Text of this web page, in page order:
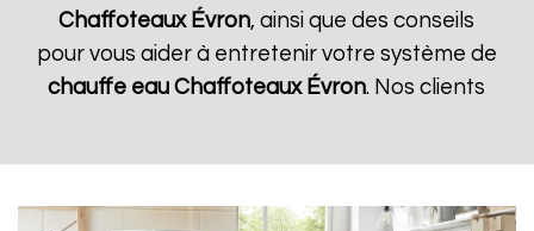
Chaffoteaux Évron, ainsi que des conseils
pour vous aider à entretenir votre système de
chauffe eau Chaffoteaux Évron. Nos clients